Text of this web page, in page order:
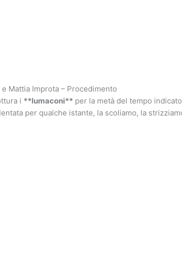
Mattia Improta – Procedimento
i **lumaconi** per la metà del tempo
per qualche istante, la scoliamo, la